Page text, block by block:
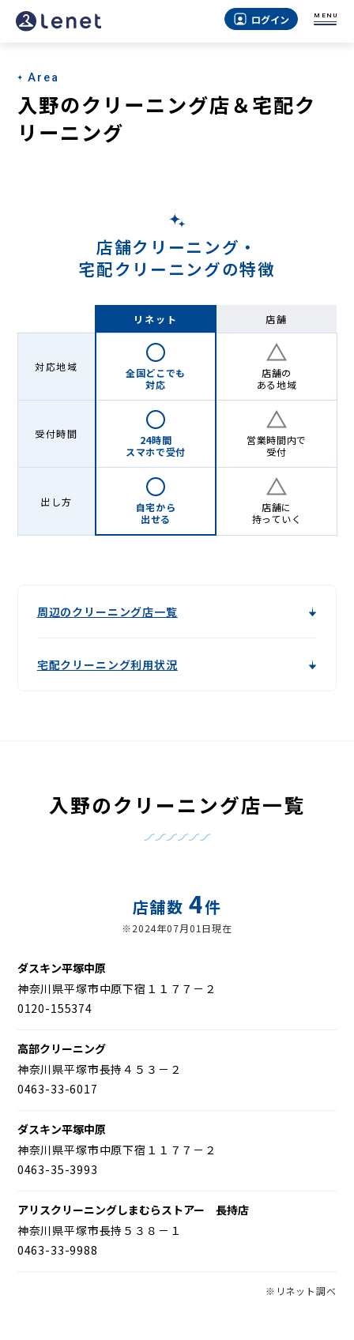
入
の
Lenet〈リ
ト〉
ログイン MENU
Area
入野のクリーニング店＆宅配ク
リーニング
店舗クリーニング・
宅配クリーニングの特徴
リネット 店舗
対応地域
全国どこでも
対応
店舗の
ある地域
受付時間
24時間
スマホで受付
営業時間内で
受付
出し方
自宅から
出せる
店舗に
持っていく
周辺のクリーニング店一覧
宅配クリーニング利用状況
入野のクリーニング店一覧
店舗数4件
※2024年07月01日現在
ダスキン平塚中原
神奈川県平塚市中原下宿１１７７－２
0120-155374
高部クリーニング
神奈川県平塚市長持４５３－２
0463-33-6017
ダスキン平塚中原
神奈川県平塚市中原下宿１１７７－２
0463-35-3993
アリスクリーニングしまむらストアー 長持店
神奈川県平塚市長持５３８－１
0463-33-9988
※リネット調べ